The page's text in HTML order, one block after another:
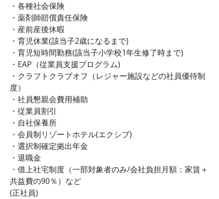
・各種社会保険
・薬剤師賠償責任保険
・産前産後休暇
・育児休業(該当子2歳になるまで)
・育児短時間勤務(該当子小学校1年生修了時まで)
・EAP（従業員支援プログラム)
・クラフトクラブオフ（レジャー施設などの社員優待制
度）
・社員懇親会費用補助
・従業員割引
・自社保養所
・会員制リゾートホテル(エクシブ)
・選択制確定拠出年金
・退職金
・借上社宅制度（一部対象者のみ/会社負担月額：家賃＋
共益費の90％）など
(正社員)